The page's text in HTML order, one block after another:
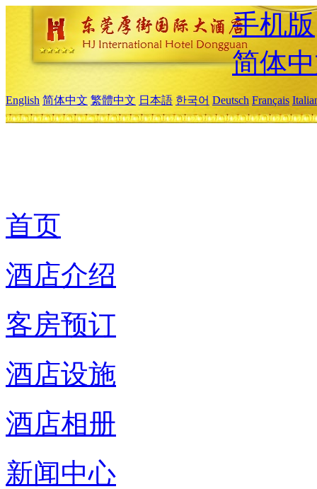
手机版
简体
English 简体中文 繁體中文 日本語 한국어 Deutsch Français
首页
酒店介绍
客房预订
酒店设施
酒店相册
新闻中心